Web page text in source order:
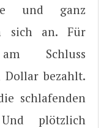
und ganz
sich an. Für
Schluss
bezahlt.
schlafenden
plötzlich